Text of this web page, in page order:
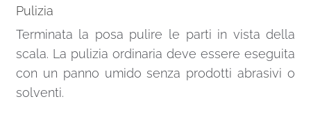
Pulizia
Terminata la posa pulire le parti in vista della
scala. La pulizia ordinaria deve essere eseguita
con un panno umido senza prodotti abrasivi o
solventi.